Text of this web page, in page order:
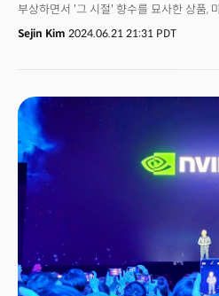
부상하면서 '그 시절' 향수를 묘사한 상품,
악시오스와 해리스폴이 진행한 기업평판
차지했습니다. 소니는 2년 연속 100대 기
영화 바비는 1950년대 바비 인형을 현대
얻었습니다. 바비는 2023년 미국에서 14
최고 수익을 올린 영화가 됐죠. 2위 영화는
소니는 플레이스테이션 플러스 클라우드
플레이스테이션 초기 버전의 클래식 게임
Sejin Kim 2024.06.21 21:31 PDT